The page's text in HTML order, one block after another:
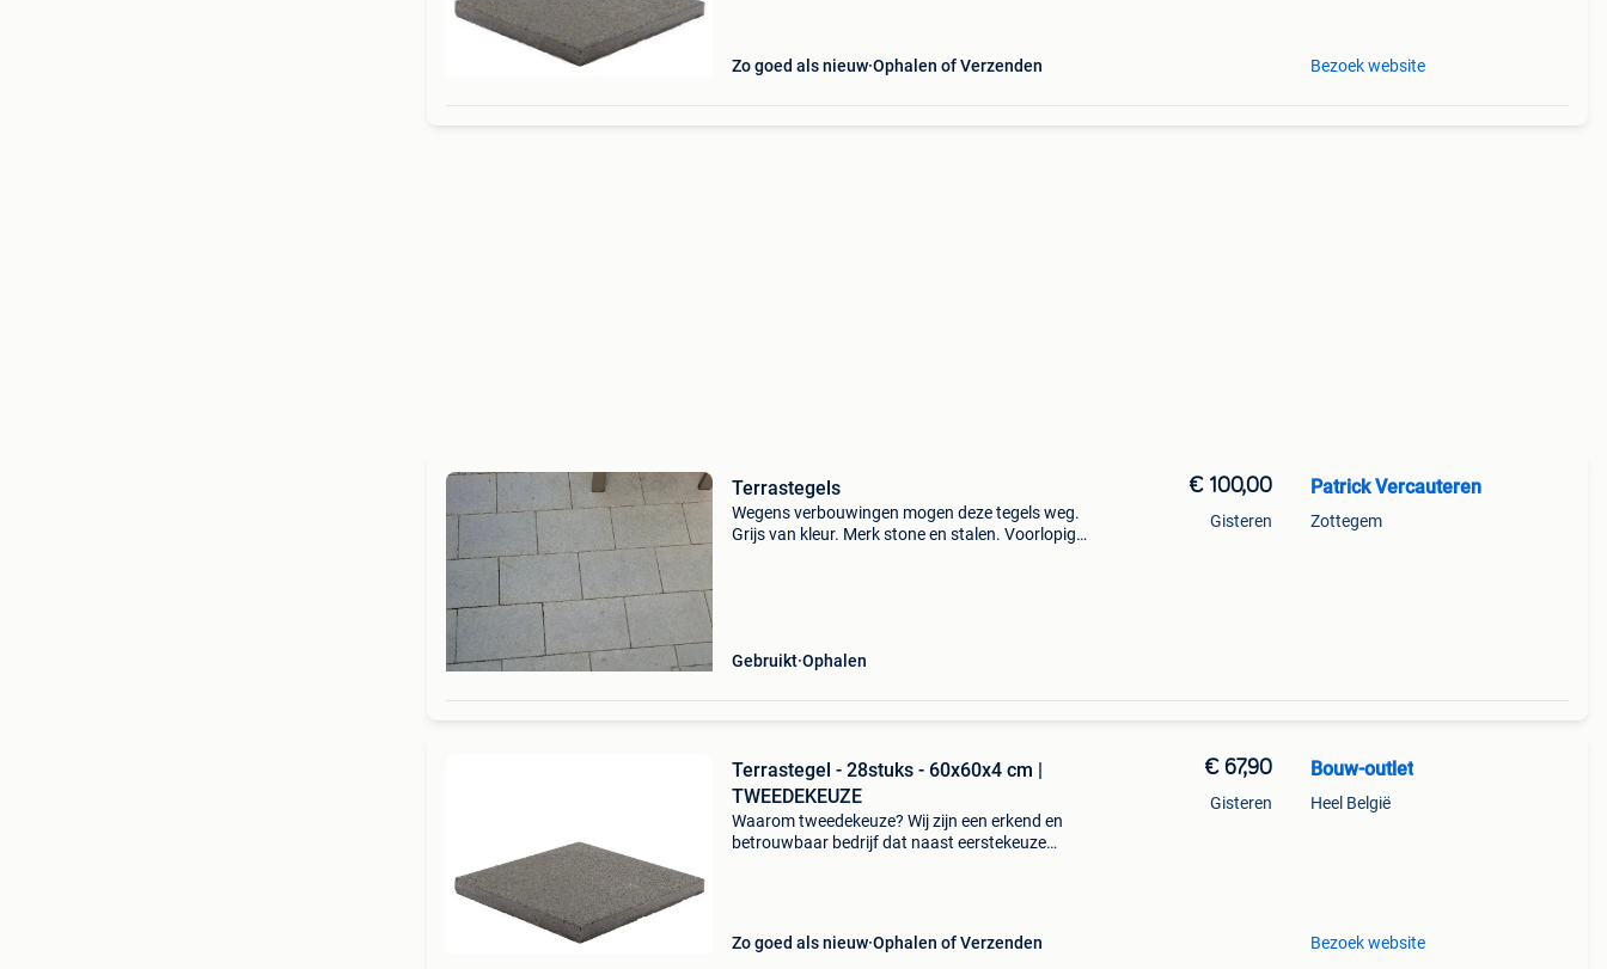
Zo goed als nieuw Ophalen of Verzenden Bezoek website
Terrastegels
Wegens verbouwingen mogen deze tegels weg.
Grijs van kleur. Merk stone en stalen. Voorlopig
Gebruikt Ophalen
€ 100,00
Gisteren
Patrick Vercauteren
Zottegem
Terrastegel - 28stuks - 60x60x4 cm |
TWEEDEKEUZE
Waarom tweedekeuze? Wij zijn een erkend en
betrouwbaar bedrijf dat naast eerstekeuze
Zo goed als nieuw Ophalen of Verzenden
€ 67,90
Gisteren
Bouw-outlet
Heel België
Bezoek website